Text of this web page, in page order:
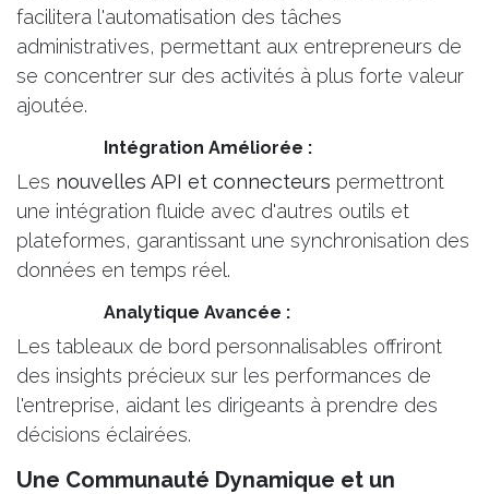
facilitera l'automatisation des tâches
administratives, permettant aux entrepreneurs de
se concentrer sur des activités à plus forte valeur
ajoutée.
​Intégration Améliorée :
Les nouvelles API et connecteurs permettront
une intégration fluide avec d'autres outils et
plateformes, garantissant une synchronisation des
données en temps réel.
​Analytique Avancée :
Les tableaux de bord personnalisables offriront
des insights précieux sur les performances de
l'entreprise, aidant les dirigeants à prendre des
décisions éclairées.
Une Communauté Dynamique et un